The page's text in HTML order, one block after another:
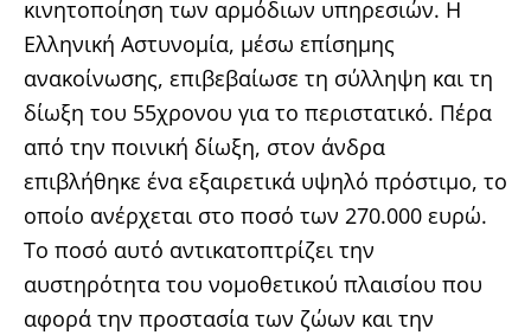
κινητοποίηση των αρμόδιων υπηρεσιών. Η
Ελληνική Αστυνομία, μέσω επίσημης
ανακοίνωσης, επιβεβαίωσε τη σύλληψη και τη
δίωξη του 55χρονου για το περιστατικό. Πέρα
από την ποινική δίωξη, στον άνδρα
επιβλήθηκε ένα εξαιρετικά υψηλό πρόστιμο, το
οποίο ανέρχεται στο ποσό των 270.000 ευρώ.
Το ποσό αυτό αντικατοπτρίζει την
αυστηρότητα του νομοθετικού πλαισίου που
αφορά την προστασία των ζώων και την